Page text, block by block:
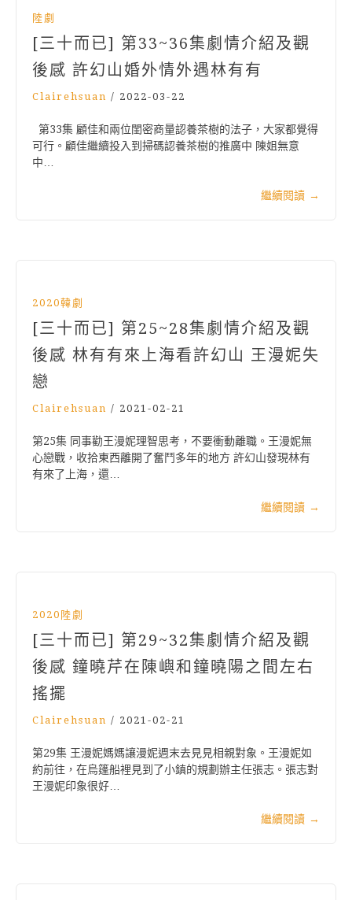
陸劇
[三十而已] 第33~36集劇情介紹及觀
後感 許幻山婚外情外遇林有有
Clairehsuan / 2022-03-22
第33集 顧佳和兩位閨密商量認養茶樹的法子，大家都覺得
可行。顧佳繼續投入到掃碼認養茶樹的推廣中 陳姐無意
中…
繼續閱讀 →
2020韓劇
[三十而已] 第25~28集劇情介紹及觀
後感 林有有來上海看許幻山 王漫妮失
戀
Clairehsuan / 2021-02-21
第25集 同事勸王漫妮理智思考，不要衝動離職。王漫妮無
心戀戰，收拾東西離開了奮鬥多年的地方 許幻山發現林有
有來了上海，還…
繼續閱讀 →
2020陸劇
[三十而已] 第29~32集劇情介紹及觀
後感 鐘曉芹在陳嶼和鐘曉陽之間左右
搖擺
Clairehsuan / 2021-02-21
第29集 王漫妮媽媽讓漫妮週末去見見相親對象。王漫妮如
約前往，在烏篷船裡見到了小鎮的規劃辦主任張志。張志對
王漫妮印象很好…
繼續閱讀 →